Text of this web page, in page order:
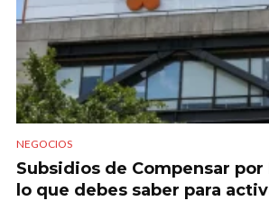
NEGOCIOS
Subsidios de Compensar
lo que debes saber para